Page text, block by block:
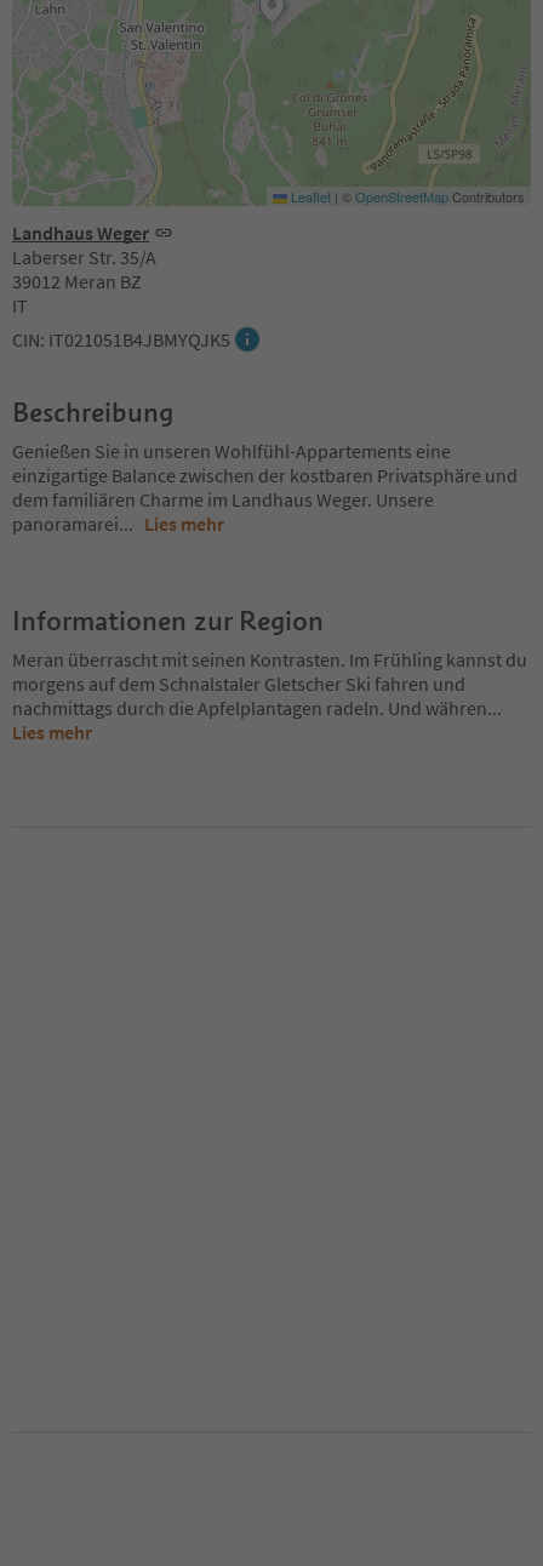
Landhaus Weger
Laberser Str. 35/A
39012 Meran BZ
IT
CIN: IT021051B4JBMYQJK5
Leaflet | ©OpenStreetMapContributors
Beschreibung
Genießen Sie in unseren Wohlfühl-Appartements eine
einzigartige Balance zwischen der kostbaren Privatsphäre und
dem familiären Charme im Landhaus Weger. Unsere
panoramarei... Lies mehr
Informationen zur Region
Meran überrascht mit seinen Kontrasten. Im Frühling kannst du
morgens auf dem Schnalstaler Gletscher Ski fahren und
nachmittags durch die Apfelplantagen radeln. Und währen...
Lies mehr